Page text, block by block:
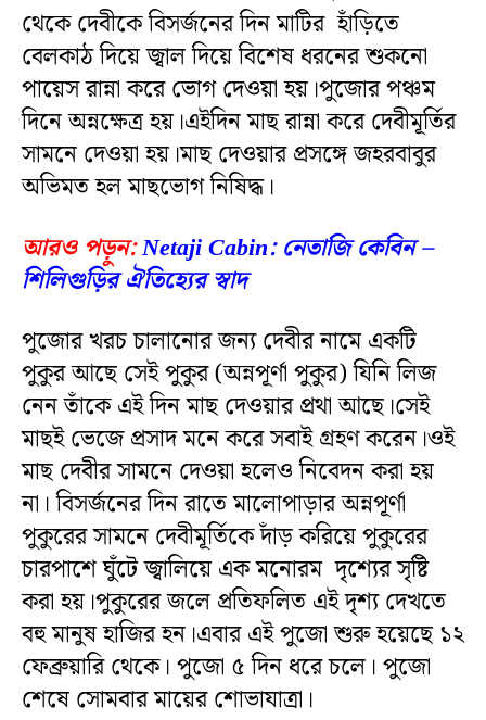
থেকে দেবীকে বিসর্জনের দিন মাটির হাঁড়িতে
বেলকাঠ দিয়ে জ্বাল দিয়ে বিশেষ ধরনের শুকনো
পায়েস রান্না করে ভোগ দেওয়া হয়।পুজোর পঞ্চম
দিনে অন্নক্ষেত্র হয়।এইদিন মাছ রান্না করে দেবীমূর্তির
সামনে দেওয়া হয়।মাছ দেওয়ার প্রসঙ্গে জহরবাবুর
অভিমত হল মাছভোগ নিষিদ্ধ।
আরও পড়ুন:Netaji Cabin: নেতাজি কেবিন –
শিলিগুড়ির ঐতিহ্যের স্বাদ
পুজোর খরচ চালানোর জন্য দেবীর নামে একটি
পুকুর আছে সেই পুকুর (অন্নপূর্ণা পুকুর) যিনি লিজ
নেন তাঁকে এই দিন মাছ দেওয়ার প্রথা আছে।সেই
মাছই ভেজে প্রসাদ মনে করে সবাই গ্রহণ করেন।ওই
মাছ দেবীর সামনে দেওয়া হলেও নিবেদন করা হয়
না। বিসর্জনের দিন রাতে মালোপাড়ার অন্নপূর্ণা
পুকুরের সামনে দেবীমূর্তিকে দাঁড় করিয়ে পুকুরের
চারপাশে ঘুঁটে জ্বালিয়ে এক মনোরম দৃশ্যের সৃষ্টি
করা হয়।পুকুরের জলে প্রতিফলিত এই দৃশ্য দেখতে
বহু মানুষ হাজির হন।এবার এই পুজো শুরু হয়েছে ১২
ফেব্রুয়ারি থেকে। পুজো ৫ দিন ধরে চলে। পুজো
শেষে সোমবার মায়ের শোভাযাত্রা।